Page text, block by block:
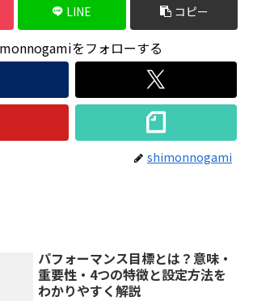
LINE コピー
をフォローする
shimonnogami
パフォーマンス目標とは？意味・
重要性・4つの特徴と設定方法を
わかりやすく解説